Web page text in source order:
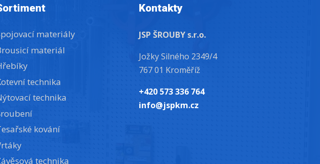
materiály
materiál
technika
technika
kování
technika
Kontakty
JSP ŠROUBY s.r.o.
Jožky Silného 2349/4
767 01 Kroměříž
+420 573 336 764
info@jspkm.cz